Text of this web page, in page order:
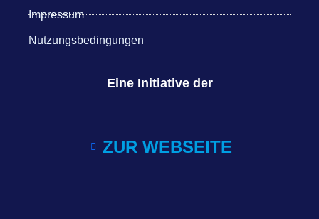
Impressum
Nutzungsbedingungen
Eine Initiative der
ZUR WEBSEITE